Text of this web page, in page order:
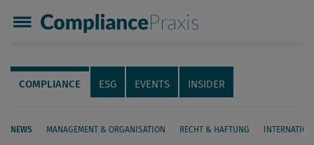
Compliance Praxis
Servicenavigation
Navigation
COMPLIANCE ESG EVENTS INSIDER
NEWS MANAGEMENT & ORGANISATION RECHT & HAFTUNG